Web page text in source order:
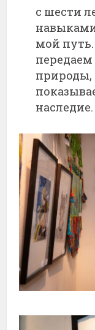
с шести
мой
наследие.